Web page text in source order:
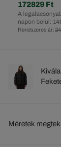
Rendszeres ár:
A
napon belül:
172829 Ft
Méretek